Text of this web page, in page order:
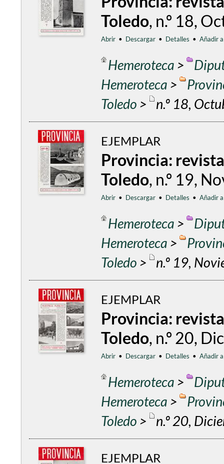
Toledo, n.º 18,
Abrir • Descargar • Detalles • Añadir
Hemeroteca >
Hemeroteca >
Toledo > n.º 18,
EJEMPLAR
Provincia:
Toledo, n.º 19,
Abrir • Descargar • Detalles • Añadir
Hemeroteca >
Hemeroteca >
Toledo > n.º 19,
EJEMPLAR
Provincia:
Toledo, n.º 20,
Abrir • Descargar • Detalles • Añadir
Hemeroteca >
Hemeroteca >
Toledo > n.º 20,
EJEMPLAR